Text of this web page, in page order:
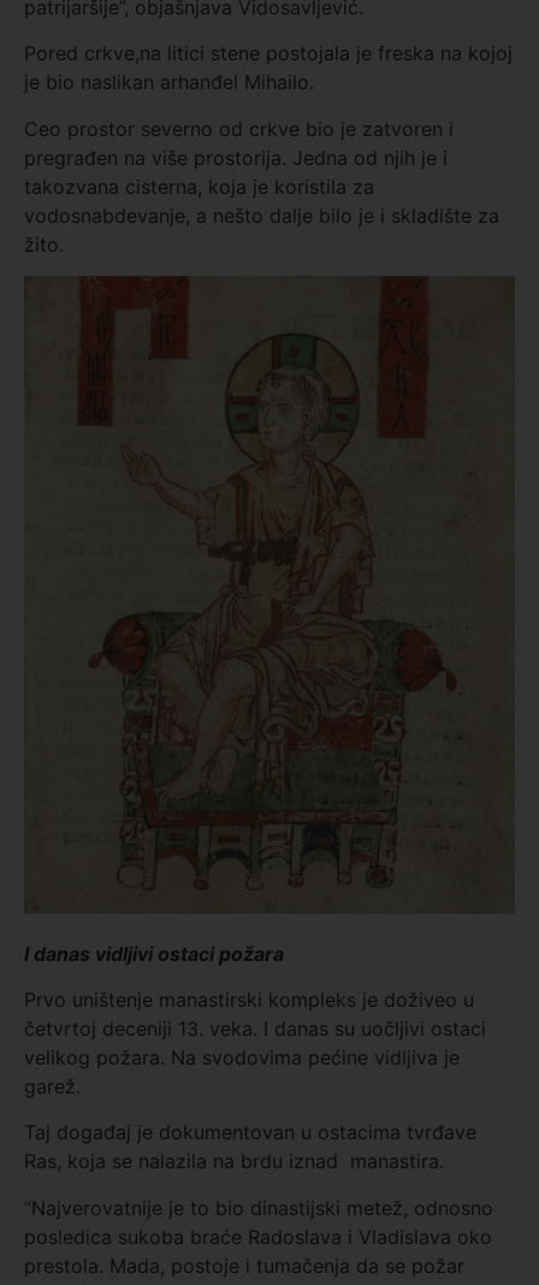
patrijaršije”, objašnjava Vidosavljević.
Pored crkve,na litici stene postojala je freska na kojoj
je bio naslikan arhanđel Mihailo.
Ceo prostor severno od crkve bio je zatvoren i
pregrađen na više prostorija. Jedna od njih je i
takozvana cisterna, koja je koristila za
vodosnabdevanje, a nešto dalje bilo je i skladište za
žito.
I danas vidljivi ostaci požara
Prvo uništenje manastirski kompleks je doživeo u
četvrtoj deceniji 13. veka. I danas su uočljivi ostaci
velikog požara. Na svodovima pećine vidljiva je
garež.
Taj događaj je dokumentovan u ostacima tvrđave
Ras, koja se nalazila na brdu iznad manastira.
“Najverovatnije je to bio dinastijski metež, odnosno
posledica sukoba braće Radoslava i Vladislava oko
prestola. Mada, postoje i tumačenja da se požar